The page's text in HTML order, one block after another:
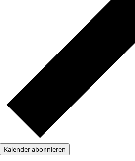
Kalender abonnieren